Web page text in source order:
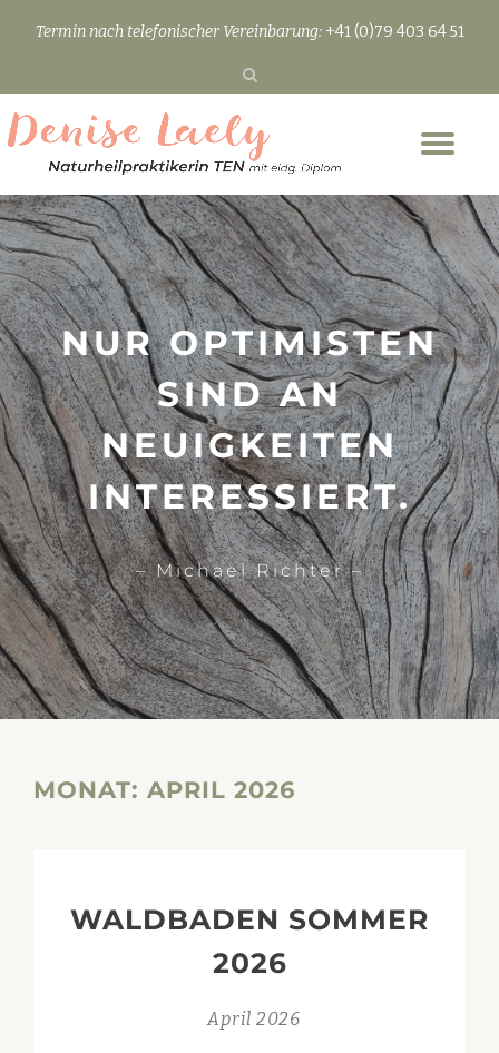
to
content
Termin nach telefonischer Vereinbarung: +41 (0)79 403 64 51
NUR OPTIMISTEN
SIND AN
NEUIGKEITEN
INTERESSIERT.
– Michael Richter –
MONAT: APRIL 2026
WALDBADEN SOMMER
2026
April 2026